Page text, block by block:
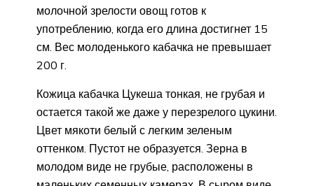
молочной зрелости овощ готов к
употреблению, когда его длина достигнет 15
см. Вес молоденького кабачка не превышает
200 г.
Кожица кабачка Цукеша тонкая, не грубая и
остается такой же даже у перезрелого цукини.
Цвет мякоти белый с легким зеленым
оттенком. Пустот не образуется. Зерна в
молодом виде не грубые, расположены в